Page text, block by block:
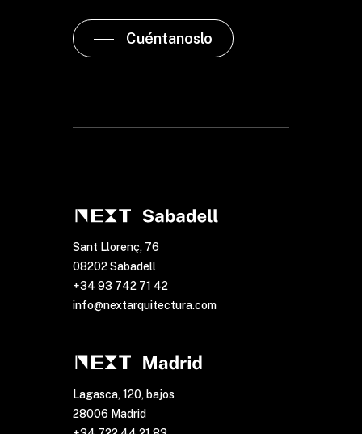
Cuéntanoslo
Sant Llorenç, 76
08202 Sabadell
+34 93 742 71 42
info@nextarquitectura.com
Lagasca, 120, bajos
28006 Madrid